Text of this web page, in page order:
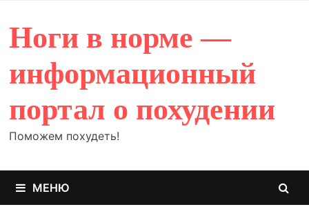
содержимому
Ноги в норме —
информационный
портал о похудении
Поможем похудеть!
МЕНЮ